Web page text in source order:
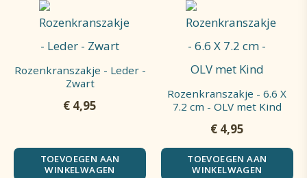
Rozenkranszakje - Leder -
Zwart
€ 4,95
TOEVOEGEN AAN
WINKELWAGEN
Rozenkranszakje - 6.6 X
7.2 cm - OLV met Kind
€4,95
TOEVOEGEN AAN
WINKELWAGEN